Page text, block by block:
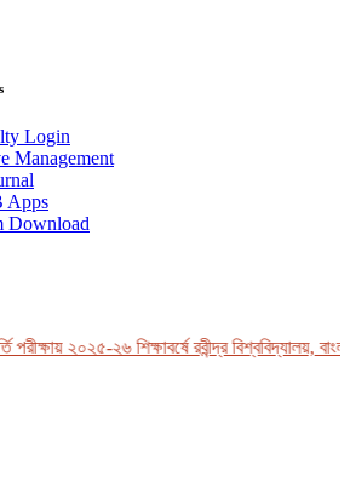
Login
Management
Apps
Download
২০২৫-২৬ শিক্ষাবর্ষে রবীন্দ্র বিশ্ববিদ্যালয়,